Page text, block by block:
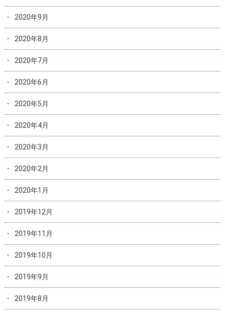
2020年9月
2020年8月
2020年7月
2020年6月
2020年5月
2020年4月
2020年3月
2020年2月
2020年1月
2019年12月
2019年11月
2019年10月
2019年9月
2019年8月